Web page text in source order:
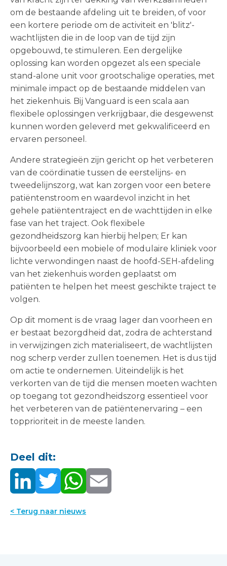
om de bestaande afdeling uit te breiden, of voor
een kortere periode om de activiteit en 'blitz'-
wachtlijsten die in de loop van de tijd zijn
opgebouwd, te stimuleren. Een dergelijke
oplossing kan worden opgezet als een speciale
stand-alone unit voor grootschalige operaties, met
minimale impact op de bestaande middelen van
het ziekenhuis. Bij Vanguard is een scala aan
flexibele oplossingen verkrijgbaar, die desgewenst
kunnen worden geleverd met gekwalificeerd en
ervaren personeel.
Andere strategieën zijn gericht op het verbeteren
van de coördinatie tussen de eerstelijns- en
tweedelijnszorg, wat kan zorgen voor een betere
patiëntenstroom en waardevol inzicht in het
gehele patiëntentraject en de wachttijden in elke
fase van het traject. Ook flexibele
gezondheidszorg kan hierbij helpen; Er kan
bijvoorbeeld een mobiele of modulaire kliniek voor
lichte verwondingen naast de hoofd-SEH-afdeling
van het ziekenhuis worden geplaatst om
patiënten te helpen het meest geschikte traject te
volgen.
Op dit moment is de vraag lager dan voorheen en
er bestaat bezorgdheid dat, zodra de achterstand
in verwijzingen zich materialiseert, de wachtlijsten
nog scherp verder zullen toenemen. Het is dus tijd
om actie te ondernemen. Uiteindelijk is het
verkorten van de tijd die mensen moeten wachten
op toegang tot gezondheidszorg essentieel voor
het verbeteren van de patiëntenervaring – een
topprioriteit in de meeste landen.
Deel dit:
< Terug naar nieuws